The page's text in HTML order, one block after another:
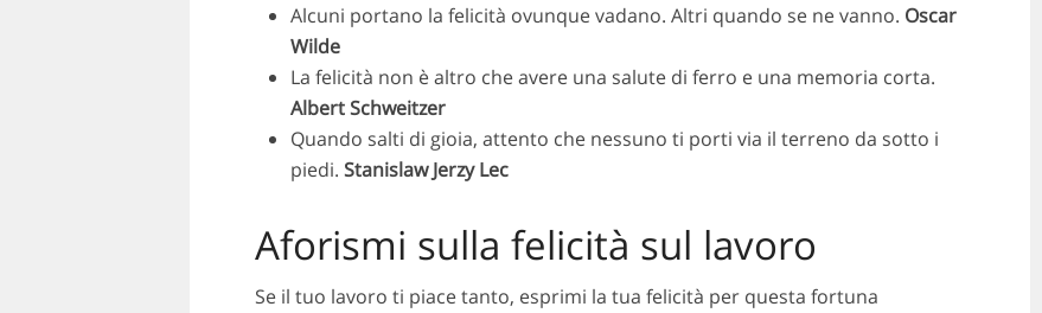
Alcuni portano la felicità ovunque vadano. Altri quando se ne vanno. Oscar
Wilde
La felicità non è altro che avere una salute di ferro e una memoria corta.
Albert Schweitzer
Quando salti di gioia, attento che nessuno ti porti via il terreno da sotto i
piedi. Stanislaw Jerzy Lec
Aforismi sulla felicità sul lavoro
Se il tuo lavoro ti piace tanto, esprimi la tua felicità per questa fortuna